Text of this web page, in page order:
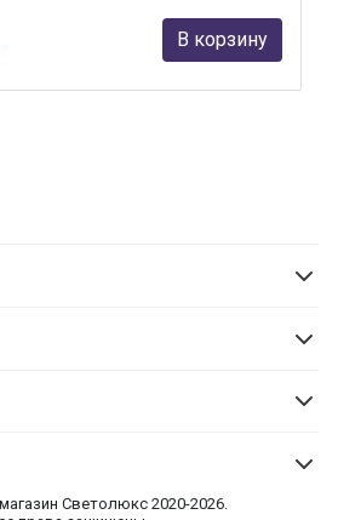
В корзину
Cветолюкс 2020-2026.